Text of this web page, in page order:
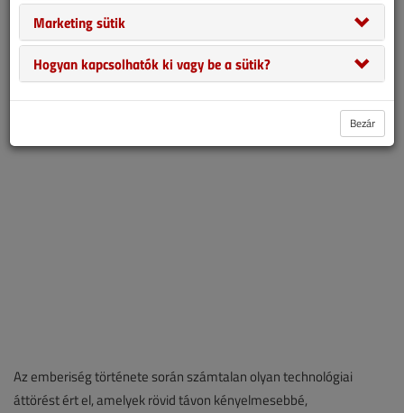
mikroműanyagok és a lebonthatatlan szintetikus molekulák
globális körforgására. Cikkünkben azt járjuk körbe, mit kell tudnunk
ezekről az anyagokról, hogyan jutnak el a konyhai csapig, és
miként tehetünk ellenük fogyasztóként.
Az emberiség története során számtalan olyan technológiai
áttörést ért el, amelyek rövid távon kényelmesebbé,
Marketing sütik
Hogyan kapcsolhatók ki vagy be a sütik?
Bezár